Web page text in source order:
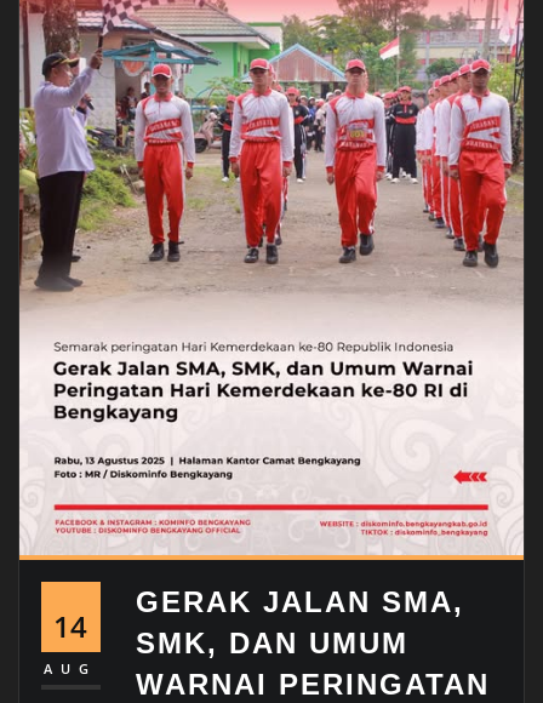
14
AUG
GERAK JALAN SMA,
SMK, DAN UMUM
WARNAI PERINGATAN